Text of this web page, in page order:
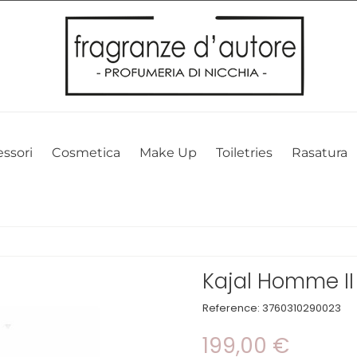
sito web. Cliccando su OK, acconsenti alla nostra politica
Cosmetica Make Up Toiletries Rasatura
Kajal Homme
Reference: 3760310290023
199,00 €